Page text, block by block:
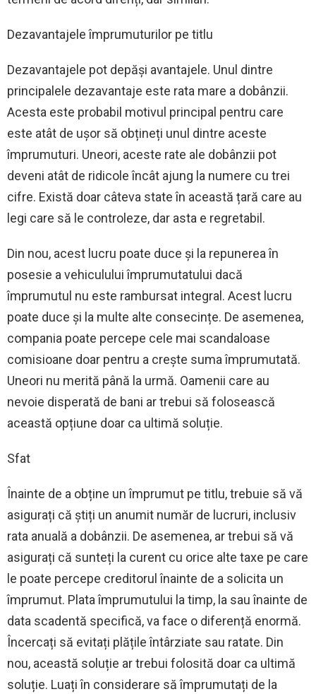
Dezavantajele împrumuturilor pe titlu
Dezavantajele pot depăși avantajele. Unul dintre
principalele dezavantaje este rata mare a dobânzii.
Acesta este probabil motivul principal pentru care
este atât de ușor să obțineți unul dintre aceste
împrumuturi. Uneori, aceste rate ale dobânzii pot
deveni atât de ridicole încât ajung la numere cu trei
cifre. Există doar câteva state în această țară care au
legi care să le controleze, dar asta e regretabil.
Din nou, acest lucru poate duce și la repunerea în
posesie a vehiculului împrumutatului dacă
împrumutul nu este rambursat integral. Acest lucru
poate duce și la multe alte consecințe. De asemenea,
compania poate percepe cele mai scandaloase
comisioane doar pentru a crește suma împrumutată.
Uneori nu merită până la urmă. Oamenii care au
nevoie disperată de bani ar trebui să folosească
această opțiune doar ca ultimă soluție.
Sfat
Înainte de a obține un împrumut pe titlu, trebuie să vă
asigurați că știți un anumit număr de lucruri, inclusiv
rata anuală a dobânzii. De asemenea, ar trebui să vă
asigurați că sunteți la curent cu orice alte taxe pe care
le poate percepe creditorul înainte de a solicita un
împrumut. Plata împrumutului la timp, la sau înainte de
data scadentă specifică, va face o diferență enormă.
Încercați să evitați plățile întârziate sau ratate. Din
nou, această soluție ar trebui folosită doar ca ultimă
soluție. Luați în considerare să împrumutați de la